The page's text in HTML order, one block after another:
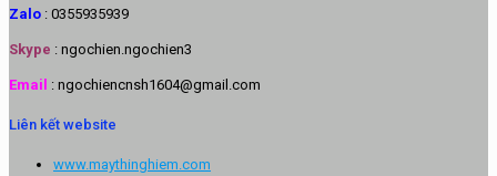
Zalo : 0355935939
Skype : ngochien.ngochien3
Email : ngochiencnsh1604@gmail.com
Liên kết website
www.maythinghiem.com